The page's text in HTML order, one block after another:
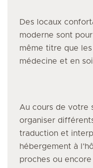
Des locaux
moderne sont
même titre que
médecine et en
Au cours de votre
organiser
traduction et
hébergement à
proches ou